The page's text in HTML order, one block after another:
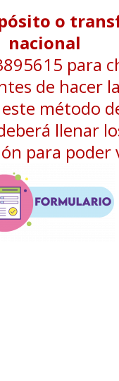
o
nacional
para
de hacer
método
llenar
para poder